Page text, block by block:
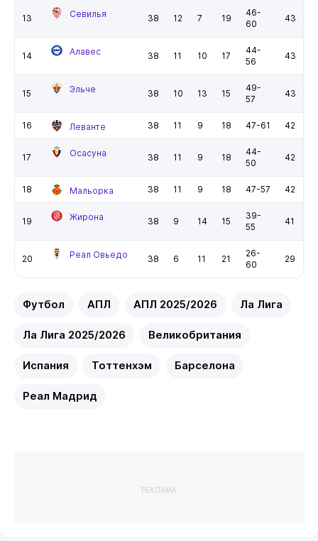
13 Севилья 38 12 7 19
46-
60
43
14 Алавес 38 11 10 17
44-
56
43
15 Эльче 38 10 13 15
49-
57
43
16 Леванте 38 11 9 18 47-61 42
17 Осасуна 38 11 9 18
44-
50
42
18 Мальорка 38 11 9 18 47-57 42
19 Жирона 38 9 14 15
39-
55
41
20 Реал Овьедо 38 6 11 21
26-
60
29
Футбол АПЛ АПЛ 2025/2026 Ла Лига
Ла Лига 2025/2026 Великобритания
Испания Тоттенхэм Барселона
Реал Мадрид
РЕКЛАМА